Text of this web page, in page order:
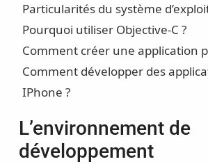
Particularités du système
Pourquoi utiliser Objective-C ?
Comment créer une application
Comment développer des
IPhone ?
L’environnement de
développement